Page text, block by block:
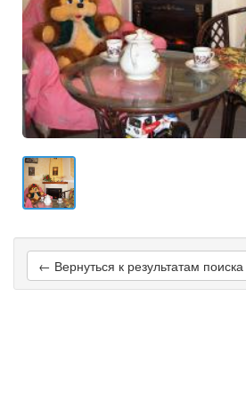
← Вернуться к результатам поиска